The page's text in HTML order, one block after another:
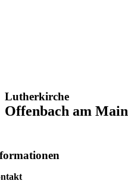
Lutherkirche
Offenbach am Main